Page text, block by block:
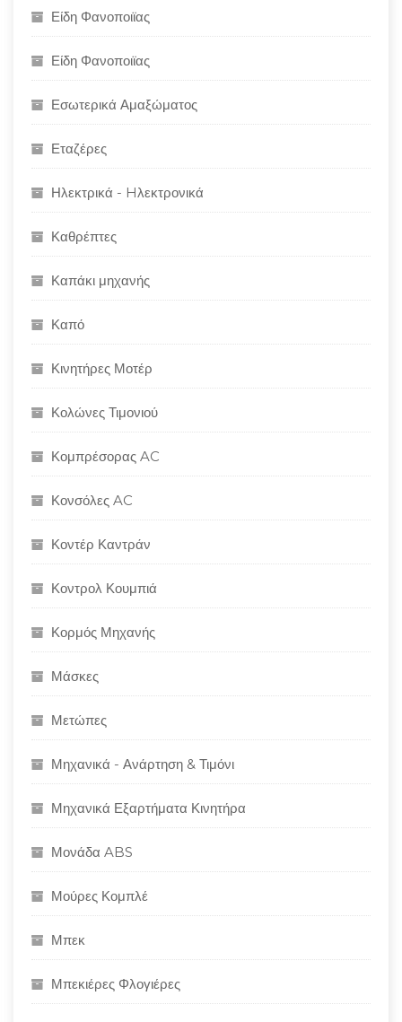
Είδη Φανοποιϊας
Είδη Φανοποιϊας
Εσωτερικά Αμαξώματος
Εταζέρες
Ηλεκτρικά - Hλεκτρονικά
Καθρέπτες
Καπάκι μηχανής
Καπό
Κινητήρες Μοτέρ
Κολώνες Τιμονιού
Κομπρέσορας AC
Κονσόλες AC
Κοντέρ Καντράν
Κοντρολ Κουμπιά
Κορμός Μηχανής
Μάσκες
Μετώπες
Μηχανικά - Ανάρτηση & Τιμόνι
Μηχανικά Εξαρτήματα Κινητήρα
Μονάδα ABS
Μούρες Κομπλέ
Μπεκ
Μπεκιέρες Φλογιέρες